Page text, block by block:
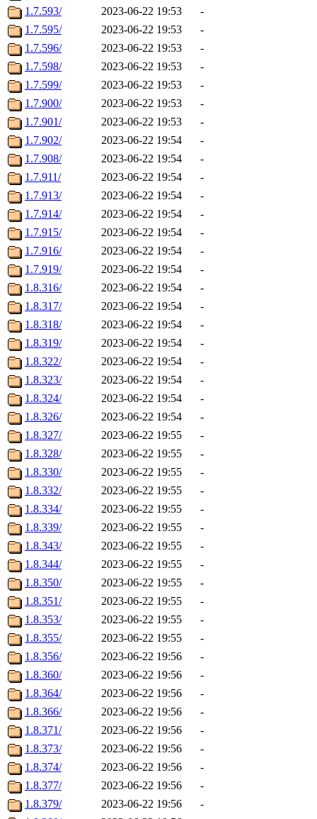
1.7.593/
2023-06-22 19:53
-
1.7.595/
2023-06-22 19:53
-
1.7.596/
2023-06-22 19:53
-
1.7.598/
2023-06-22 19:53
-
1.7.599/
2023-06-22 19:53
-
1.7.900/
2023-06-22 19:53
-
1.7.901/
2023-06-22 19:53
-
1.7.902/
2023-06-22 19:54
-
1.7.908/
2023-06-22 19:54
-
1.7.911/
2023-06-22 19:54
-
1.7.913/
2023-06-22 19:54
-
1.7.914/
2023-06-22 19:54
-
1.7.915/
2023-06-22 19:54
-
1.7.916/
2023-06-22 19:54
-
1.7.919/
2023-06-22 19:54
-
1.8.316/
2023-06-22 19:54
-
1.8.317/
2023-06-22 19:54
-
1.8.318/
2023-06-22 19:54
-
1.8.319/
2023-06-22 19:54
-
1.8.322/
2023-06-22 19:54
-
1.8.323/
2023-06-22 19:54
-
1.8.324/
2023-06-22 19:54
-
1.8.326/
2023-06-22 19:54
-
1.8.327/
2023-06-22 19:55
-
1.8.328/
2023-06-22 19:55
-
1.8.330/
2023-06-22 19:55
-
1.8.332/
2023-06-22 19:55
-
1.8.334/
2023-06-22 19:55
-
1.8.339/
2023-06-22 19:55
-
1.8.343/
2023-06-22 19:55
-
1.8.344/
2023-06-22 19:55
-
1.8.350/
2023-06-22 19:55
-
1.8.351/
2023-06-22 19:55
-
1.8.353/
2023-06-22 19:55
-
1.8.355/
2023-06-22 19:55
-
1.8.356/
2023-06-22 19:56
-
1.8.360/
2023-06-22 19:56
-
1.8.364/
2023-06-22 19:56
-
1.8.366/
2023-06-22 19:56
-
1.8.371/
2023-06-22 19:56
-
1.8.373/
2023-06-22 19:56
-
1.8.374/
2023-06-22 19:56
-
1.8.377/
2023-06-22 19:56
-
1.8.379/
2023-06-22 19:56
-